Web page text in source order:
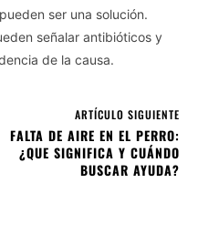
of my
my
Use,
ser una solución.
señalar antibióticos y
de la causa.
ARTÍCULO SIGUIENTE
FALTA DE AIRE EN EL PERRO:
¿QUE SIGNIFICA Y CUÁNDO
BUSCAR AYUDA?